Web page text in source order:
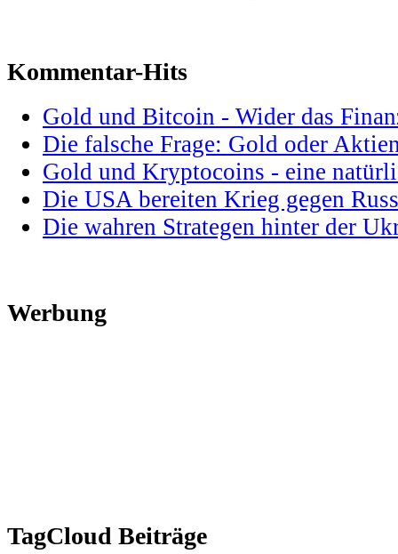
Kommentar-Hits
Gold und Bitcoin - Wider das
Die falsche Frage: Gold oder
Gold und Kryptocoins - eine
Die USA bereiten Krieg gegen
Die wahren Strategen hinter der
Werbung
TagCloud Beiträge